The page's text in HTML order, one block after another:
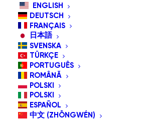
ENGLISH
DEUTSCH
FRANÇAIS
日本語
SVENSKA
TÜRKÇE
PORTUGUÊS
ROMÂNĂ
POLSKI
POLSKI
ESPAÑOL
中文 (ZHŌNGWÉN)